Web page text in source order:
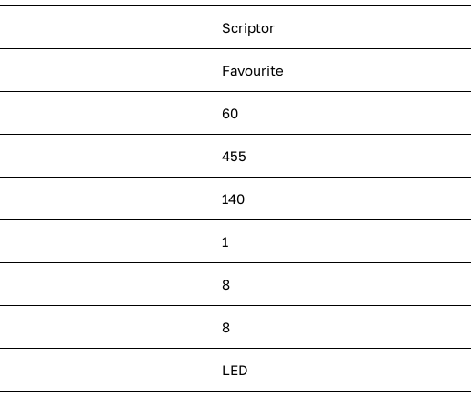
Scriptor
Favourite
60
455
140
1
8
8
LED